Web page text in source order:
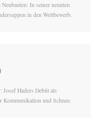
In seiner neunten
in den Wettbewerb.
Josef Haders Debüt als
Kommunikation und Schnee.